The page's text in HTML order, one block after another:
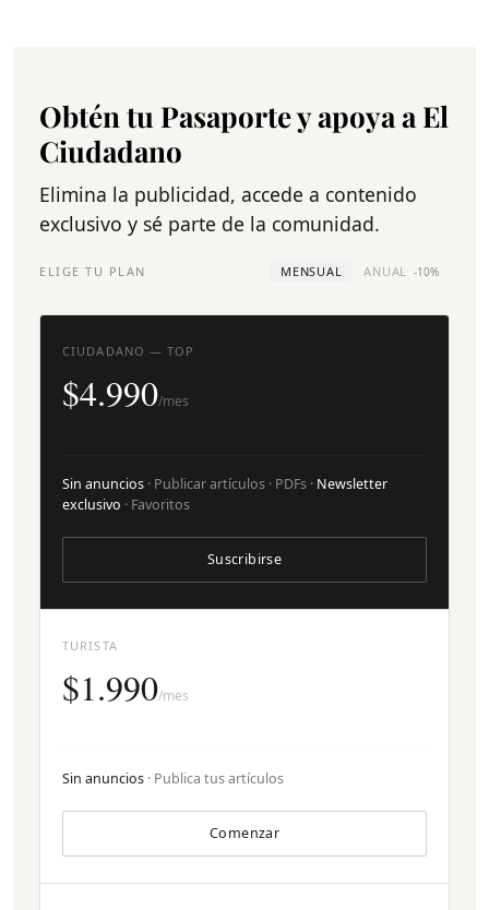
Obtén tu Pasaporte y apoya a El
Ciudadano
Elimina la publicidad, accede a contenido
exclusivo y sé parte de la comunidad.
ELIGE TU PLAN MENSUAL ANUAL -10%
TURISTA
$1.990/mes
Sin anuncios · Publica tus artículos
Comenzar
CIUDADANO — TOP
$4.990/mes
Sin anuncios · Publicar artículos · PDFs · Newsletter
exclusivo · Favoritos
Suscribirse